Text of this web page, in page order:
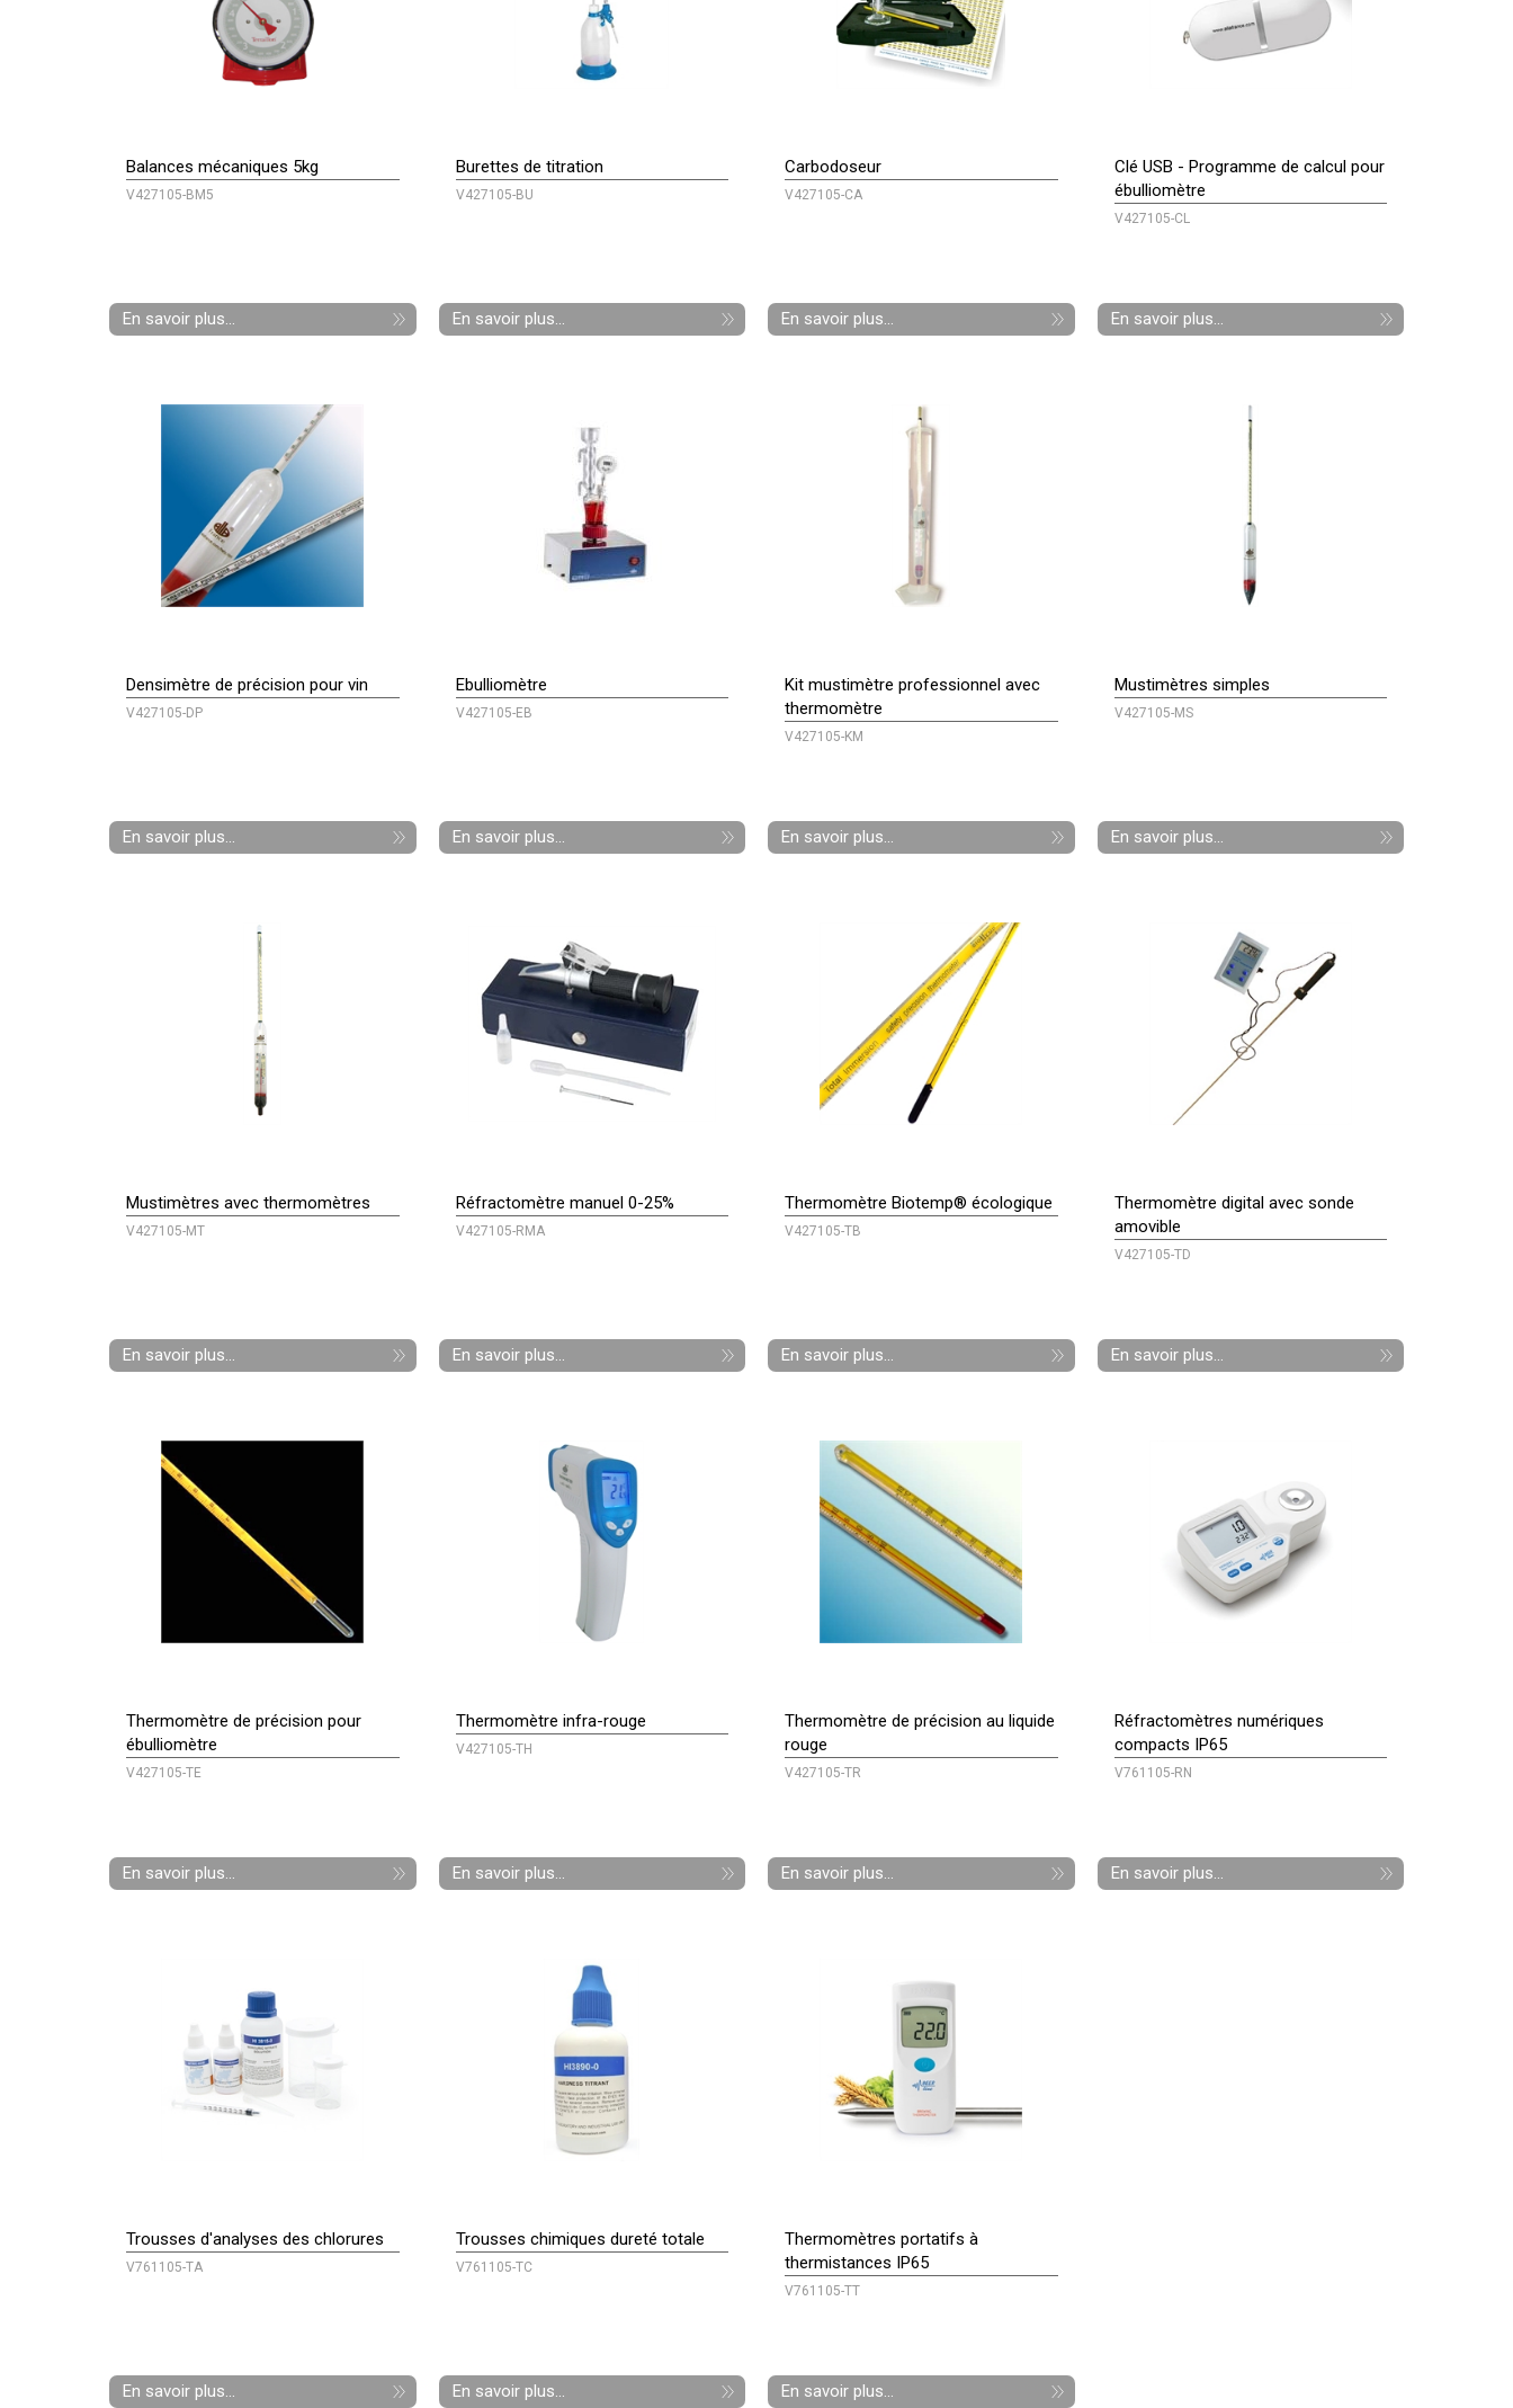
Balances mécaniques 5kg
V427105-BM5
En savoir plus...
Burettes de titration
V427105-BU
En savoir plus...
Carbodoseur
V427105-CA
En savoir plus...
Clé USB - Programme de calcul pour
ébulliomètre
V427105-CL
En savoir plus...
Densimètre de précision pour vin
V427105-DP
En savoir plus...
Ebulliomètre
V427105-EB
En savoir plus...
Kit mustimètre professionnel avec
thermomètre
V427105-KM
En savoir plus...
Mustimètres simples
V427105-MS
En savoir plus...
Mustimètres avec thermomètres
V427105-MT
En savoir plus...
Réfractomètre manuel 0-25%
V427105-RMA
En savoir plus...
Thermomètre Biotemp® écologique
V427105-TB
En savoir plus...
Thermomètre digital avec sonde
amovible
V427105-TD
En savoir plus...
Thermomètre de précision pour
ébulliomètre
V427105-TE
En savoir plus...
Thermomètre infra-rouge
V427105-TH
En savoir plus...
Thermomètre de précision au liquide
rouge
V427105-TR
En savoir plus...
Réfractomètres numériques
compacts IP65
V761105-RN
En savoir plus...
Trousses d'analyses des chlorures
V761105-TA
En savoir plus...
Trousses chimiques dureté totale
V761105-TC
En savoir plus...
Thermomètres portatifs à
thermistances IP65
V761105-TT
En savoir plus...